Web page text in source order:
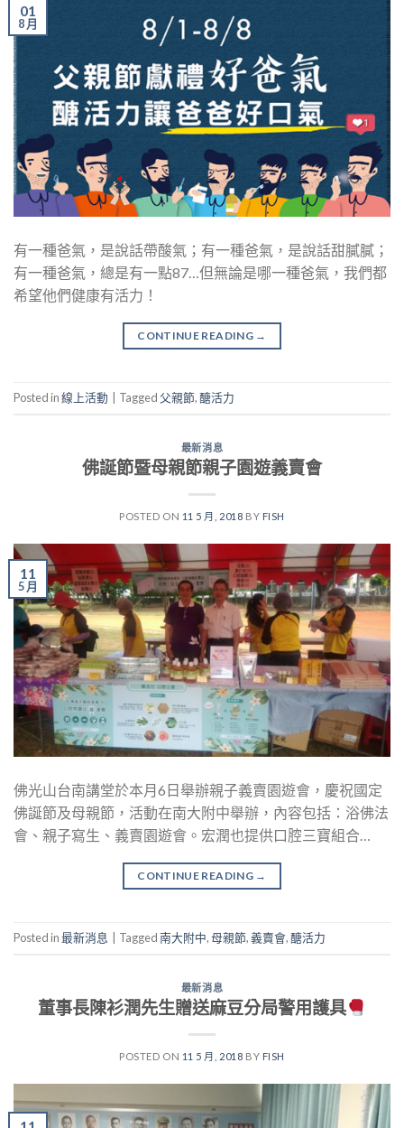
01
8 月
有一種爸氣，是說話帶酸氣；有一種爸氣，是說話甜膩膩；
有一種爸氣，總是有一點87…但無論是哪一種爸氣，我們都
希望他們健康有活力！
CONTINUE READING →
Posted in線上活動 Tagged 父親節,醣活力
最新消息
佛誕節暨母親節親子園遊義賣會
POSTED ON 11 5 月, 2018 BY FISH
11
5 月
佛光山台南講堂於本月6日舉辦親子義賣園遊會，慶祝國定
佛誕節及母親節，活動在南大附中舉辦，內容包括：浴佛法
會、親子寫生、義賣園遊會。宏潤也提供口腔三寶組合…
CONTINUE READING →
Posted in最新消息 Tagged南大附中,母親節,義賣會,醣活力
最新消息
董事長陳衫潤先生贈送麻豆分局警用護具
POSTED ON 11 5 月, 2018 BY FISH